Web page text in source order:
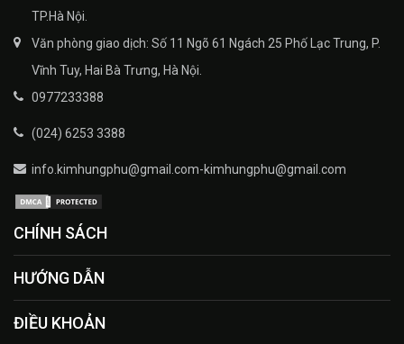
TP.Hà Nội.
Văn phòng giao dịch: Số 11 Ngõ 61 Ngách 25 Phố Lạc Trung, P.
Vĩnh Tuy, Hai Bà Trưng, Hà Nội.
0977233388
(024) 6253 3388
info.kimhungphu@gmail.com-kimhungphu@gmail.com
CHÍNH SÁCH
HƯỚNG DẪN
ĐIỀU KHOẢN